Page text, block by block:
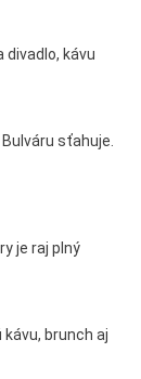
divadlo, kávu
sťahuje.
je raj plný
kávu, brunch aj